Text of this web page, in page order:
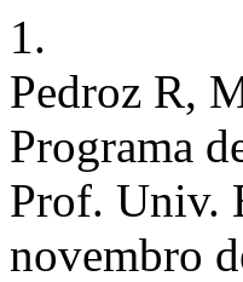
1.
Pedroz R,
Programa
Prof. Univ.
novembro